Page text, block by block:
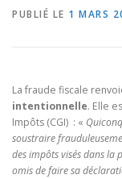
PUBLIÉ LE 1 MARS
La fraude fiscale
intentionnelle. Elle
Impôts (CGI) : «
soustraire
des impôts visés dans la
omis de faire sa